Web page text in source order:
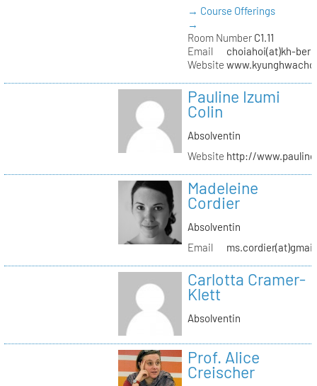
→ Course Offerings
→
Room NumberC1.11
Email
choiahoi(at)kh-
Website
Pauline Izumi
Colin
Absolventin
Website http://
Madeleine
Cordier
Absolventin
Email
Carlotta Cramer-
Klett
Absolventin
Prof. Alice
Creischer